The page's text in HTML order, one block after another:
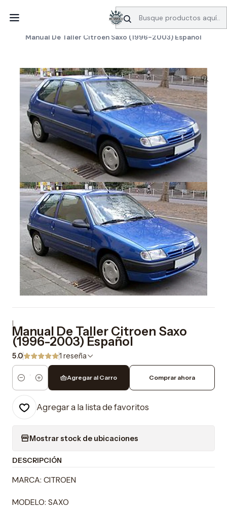
SERVICIO DE BÚSQUEDA DE INFORMACIÓN AUTOMOTRIZ
Manuales de taller Citroen
Manual De Taller Citroen Saxo (1996-2003) Español
|
Manual De Taller Citroen Saxo
(1996-2003) Español
5.0 1 reseña
Cantidad
Agregar al Carro Comprar ahora
Agregar a la lista de favoritos
Mostrar stock de ubicaciones
DESCRIPCIÓN
MARCA: CITROEN
MODELO: SAXO